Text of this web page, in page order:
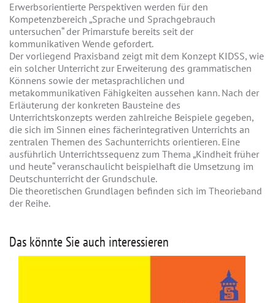
Erwerbsorientierte Perspektiven werden für den
Kompetenzbereich „Sprache und Sprachgebrauch
untersuchen“ der Primarstufe bereits seit der
kommunikativen Wende gefordert.
Der vorliegend Praxisband zeigt mit dem Konzept KIDSS, wie
ein solcher Unterricht zur Erweiterung des grammatischen
Könnens sowie der metasprachlichen und
metakommunikativen Fähigkeiten aussehen kann. Nach der
Erläuterung der konkreten Bausteine des
Unterrichtskonzepts werden zahlreiche Beispiele gegeben,
die sich im Sinnen eines fächerintegrativen Unterrichts an
zentralen Themen des Sachunterrichts orientieren. Eine
ausführlich Unterrichtssequenz zum Thema „Kindheit früher
und heute“ veranschaulicht beispielhaft die Umsetzung im
Deutschunterricht der Grundschule.
Die theoretischen Grundlagen befinden sich im Theorieband
der Reihe.
Das könnte Sie auch interessieren